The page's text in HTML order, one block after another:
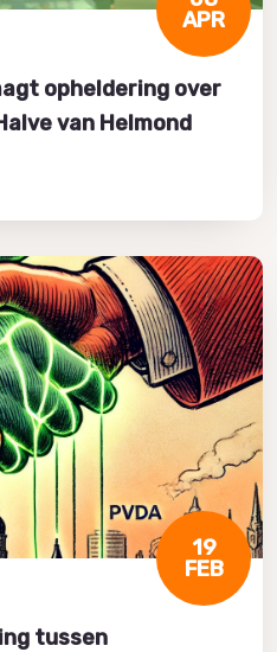
APR
opheldering over
van Helmond
19
FEB
tussen